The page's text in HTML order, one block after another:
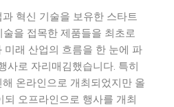
혁신 기술을 보유한 스타트
을 접목한 제품들을 최초로
미래 산업의 흐름을 한 눈에 파
사로 자리매김했습니다. 특히
온라인으로 개최되었지만 올
오프라인으로 행사를 개최